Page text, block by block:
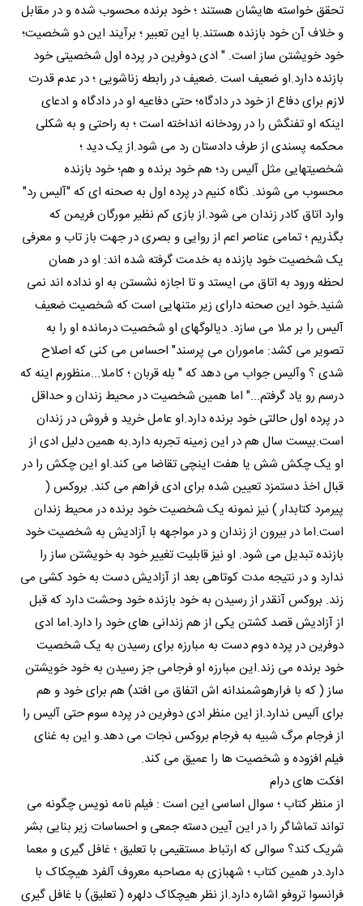
تحقق خواسته هایشان هستند ؛ خود برنده محسوب شده و در مقابل
و خلاف آن خود بازنده هستند.با این تعبیر ؛ برآیند این دو شخصیت؛
خود خویشتن ساز است. " ادی دوفرین در پرده اول شخصیتی خود
بازنده دارد.او ضعیف است .ضعیف در رابطه زناشویی ؛ در عدم قدرت
لازم برای دفاع از خود در دادگاه؛ حتی دفاعیه او در دادگاه و ادعای
اینکه او تفنگش را در رودخانه انداخته است ؛ به راحتی و به شکلی
محکمه پسندی از طرف دادستان رد می شود.از یک دید ؛
شخصیتهایی مثل آلیس رد؛ هم خود برنده و هم؛ خود بازنده
محسوب می شوند. نگاه کنیم در پرده اول به صحنه ای که "آلیس رد"
وارد اتاق کادر زندان می شود.از بازی کم نظیر مورگان فریمن که
بگذریم ؛ تمامی عناصر اعم از روایی و بصری در جهت باز تاب و معرفی
یک شخصیت خود بازنده به خدمت گرفته شده اند: او در همان
لحظه ورود به اتاق می ایستد و تا اجازه نشستن به او نداده اند نمی
شنید.خود این صحنه دارای زیر متنهایی است که شخصیت ضعیف
آلیس را بر ملا می سازد. دیالوگهای او شخصیت درمانده او را به
تصویر می کشد: ماموران می پرسند" احساس می کنی که اصلاح
شدی ؟ وآلیس جواب می دهد که " بله قربان ؛ کاملا...منظورم اینه که
درسم رو یاد گرفتم..." اما همین شخصیت در محیط زندان و حداقل
در پرده اول حالتی خود برنده دارد.او عامل خرید و فروش در زندان
است.بیست سال هم در این زمینه تجربه دارد.به همین دلیل ادی از
او یک چکش شش یا هفت اینچی تقاضا می کند.او این چکش را در
قبال اخذ دستمزد تعیین شده برای ادی فراهم می کند. بروکس (
پیرمرد کتابدار ) نیز نمونه یک شخصیت خود برنده در محیط زندان
است.اما در بیرون از زندان و در مواجهه با آزادیش به شخصیت خود
بازنده تبدیل می شود. او نیز قابلیت تغییر خود به خویشتن ساز را
ندارد و در نتیجه مدت کوتاهی بعد از آزادیش دست به خود کشی می
زند. بروکس آنقدر از رسیدن به خود بازنده خود وحشت دارد که قبل
از آزادیش قصد کشتن یکی از هم زندانی های خود را دارد.اما ادی
دوفرین در پرده دوم دست به مبارزه برای رسیدن به یک شخصیت
خود برنده می زند.این مبارزه او فرجامی جز رسیدن به خود خویشتن
ساز ( که با فرارهوشمندانه اش اتفاق می افتد) هم برای خود و هم
برای آلیس ندارد.از این منظر ادی دوفرین در پرده سوم حتی آلیس را
از فرجام مرگ شبیه به فرجام بروکس نجات می دهد.و این به غنای
فیلم افزوده و شخصیت ها را عمیق می کند.
افکت های درام
از منظر کتاب ؛ سوال اساسی این است : فیلم نامه نویس چگونه می
تواند تماشاگر را در این آیین دسته جمعی و احساسات زیر بنایی بشر
شریک کند؟ سوالی که ارتباط مستقیمی با تعلیق ؛ غافل گیری و معما
دارد.در همین کتاب ؛ شهبازی به مصاحبه معروف آلفرد هیچکاک با
فرانسوا تروفو اشاره دارد.از نظر هیچکاک دلهره ( تعلیق) با غافل گیری